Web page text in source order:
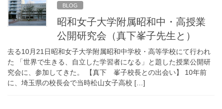
BLOG
昭和女子大学附属昭和中・高授業
公開研究会（真下峯子先生と）
去る10月21日昭和女子大学附属昭和中学校・高等学校にて行われ
た 「世界で生きる、自立した学習者になる」と題した授業公開研
究会に、参加してきた。 【真下 峯子校長との出会い】 10年前
に、埼玉県の校長会で当時松山女子高校 […]